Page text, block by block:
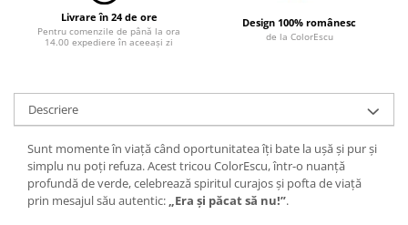
Livrare în 24 de ore
Pentru comenzile de până la ora
14.00 expediere în aceeași zi
Design 100% românesc
de la ColorEscu
Descriere
Sunt momente în viață când oportunitatea îți bate la ușă și pur și
simplu nu poți refuza. Acest tricou ColorEscu, într-o nuanță
profundă de verde, celebrează spiritul curajos și pofta de viață
prin mesajul său autentic: „Era și păcat să nu!”.